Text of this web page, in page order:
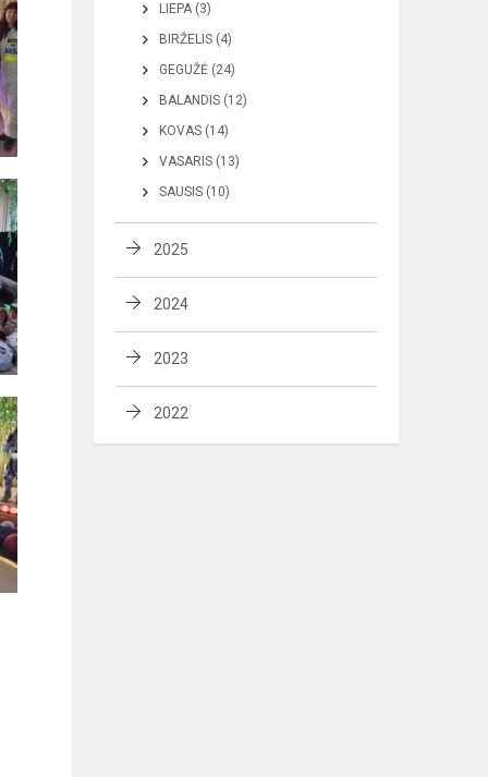
LIEPA (3)
BIRŽELIS (4)
GEGUŽĖ (24)
BALANDIS (12)
KOVAS (14)
VASARIS (13)
SAUSIS (10)
2025
2024
2023
2022